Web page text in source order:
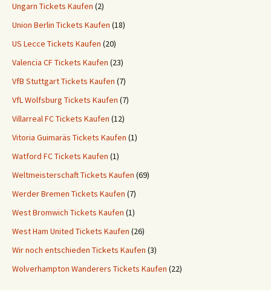
Ungarn Tickets Kaufen (2)
Union Berlin Tickets Kaufen (18)
US Lecce Tickets Kaufen (20)
Valencia CF Tickets Kaufen (23)
VfB Stuttgart Tickets Kaufen (7)
VfL Wolfsburg Tickets Kaufen (7)
Villarreal FC Tickets Kaufen (12)
Vitoria Guimaräs Tickets Kaufen (1)
Watford FC Tickets Kaufen (1)
Weltmeisterschaft Tickets Kaufen (69)
Werder Bremen Tickets Kaufen (7)
West Bromwich Tickets Kaufen (1)
West Ham United Tickets Kaufen (26)
Wir noch entschieden Tickets Kaufen (3)
Wolverhampton Wanderers Tickets Kaufen (22)